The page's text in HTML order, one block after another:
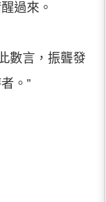
過來。
數言，振聾發
。”